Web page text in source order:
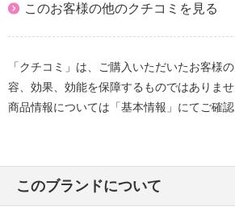
このお客様の他のクチコミを見る
「クチコミ」は、ご購入いただいたお客様
容、効果、効能を保障するものではありませ
商品情報については「基本情報」にてご確認
このブランドについて